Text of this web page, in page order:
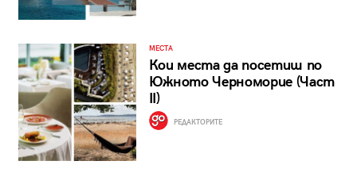
МЕСТА
Кои места да посетиш по
Южното Черноморие (Част
II)
РЕДАКТОРИТЕ